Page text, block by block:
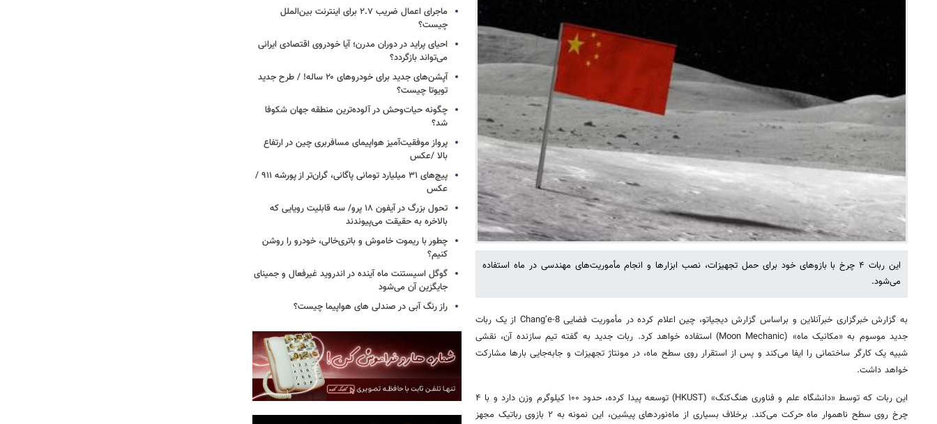
این ربات ۴ چرخ با بازوهای خود برای حمل تجهیزات، نصب ابزارها و انجام مأموریت‌های مهندسی در ماه استفاده
می‌شود.
به گزارش خبرگزاری خبرآنلاین و براساس گزارش دیجیاتو، چین اعلام کرده در مأموریت فضایی Chang’e-8 از یک ربات
جدید موسوم به «مکانیک ماه» (Moon Mechanic) استفاده خواهد کرد. ربات جدید به گفته تیم سازنده آن، نقشی
شبیه یک کارگر ساختمانی را ایفا می‌کند و پس از استقرار روی سطح ماه، در مونتاژ تجهیزات و جابه‌جایی بارها مشارکت
خواهد داشت.
این ربات که توسط «دانشگاه علم و فناوری هنگ‌کنگ» (HKUST) توسعه پیدا کرده، حدود ۱۰۰ کیلوگرم وزن دارد و با ۴
چرخ روی سطح ناهموار ماه حرکت می‌کند. برخلاف بسیاری از ماه‌نوردهای پیشین، این نمونه به ۲ بازوی رباتیک مجهز
ماجرای اعمال ضریب ۲.۷ برای اینترنت بین‌الملل
چیست؟
احیای پراید در دوران مدرن؛ آیا خودروی اقتصادی ایرانی
می‌تواند بازگردد؟
آپشن‌های جدید برای خودروهای ۲۰ ساله! / طرح جدید
تویوتا چیست؟
چگونه حیات‌وحش در آلوده‌ترین منطقه جهان شکوفا
شد؟
پرواز موفقیت‌آمیز هواپیمای مسافربری چین در ارتفاع
بالا /عکس
پیچ‌های ۳۱ میلیارد تومانی پاگانی، گران‌تر از پورشه ۹۱۱ /
عکس
تحول بزرگ در آیفون ۱۸ پرو/ سه قابلیت رویایی که
بالاخره به حقیقت می‌پیوندند
چطور با ریموت خاموش و باتری‌خالی، خودرو را روشن
کنیم؟
گوگل اسیستنت ماه آینده در اندروید غیرفعال و جمینای
جایگزین آن می‌شود
راز رنگ آبی در صندلی های هواپیما چیست؟